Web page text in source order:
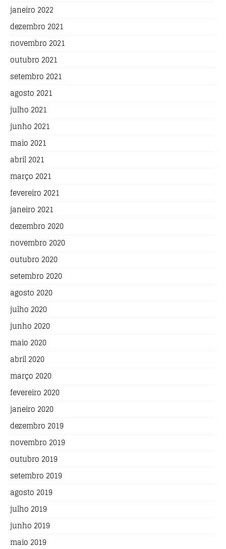
janeiro 2022
dezembro 2021
novembro 2021
outubro 2021
setembro 2021
agosto 2021
julho 2021
junho 2021
maio 2021
abril 2021
março 2021
fevereiro 2021
janeiro 2021
dezembro 2020
novembro 2020
outubro 2020
setembro 2020
agosto 2020
julho 2020
junho 2020
maio 2020
abril 2020
março 2020
fevereiro 2020
janeiro 2020
dezembro 2019
novembro 2019
outubro 2019
setembro 2019
agosto 2019
julho 2019
junho 2019
maio 2019